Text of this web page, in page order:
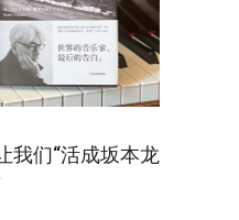
我们“活成坂本龙